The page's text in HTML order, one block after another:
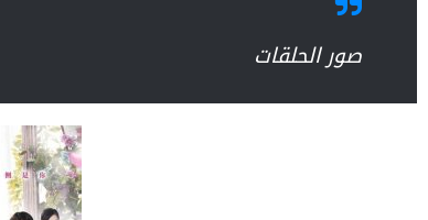
صور الحلقات